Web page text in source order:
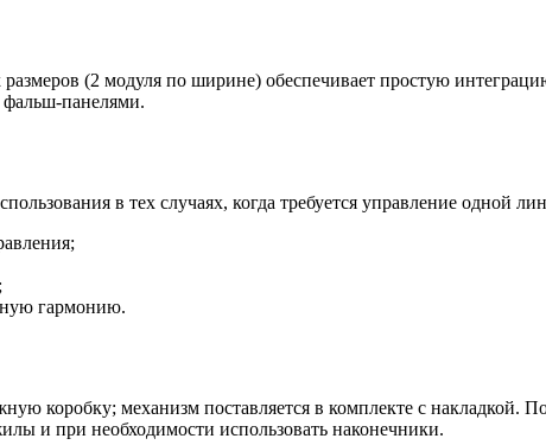
(2 модуля по ширине) обеспечивает простую
панелями.
в тех случаях, когда требуется управление одной
гармонию.
коробку; механизм поставляется в комплекте с
и при необходимости использовать наконечники.